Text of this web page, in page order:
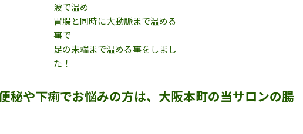
波で温め
胃腸と同時に大動脈まで温める
事で
足の末端まで温める事をしまし
た！
秘や下痢でお悩みの方は、大阪本町の当サロンの腸